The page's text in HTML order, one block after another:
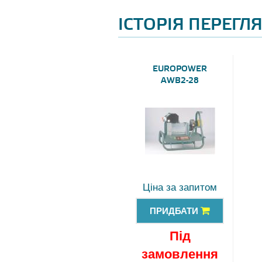
ІСТОРІЯ
EUROPOWER
AWB2-28
Ціна за запитом
ПРИДБАТИ
Під
замовлення